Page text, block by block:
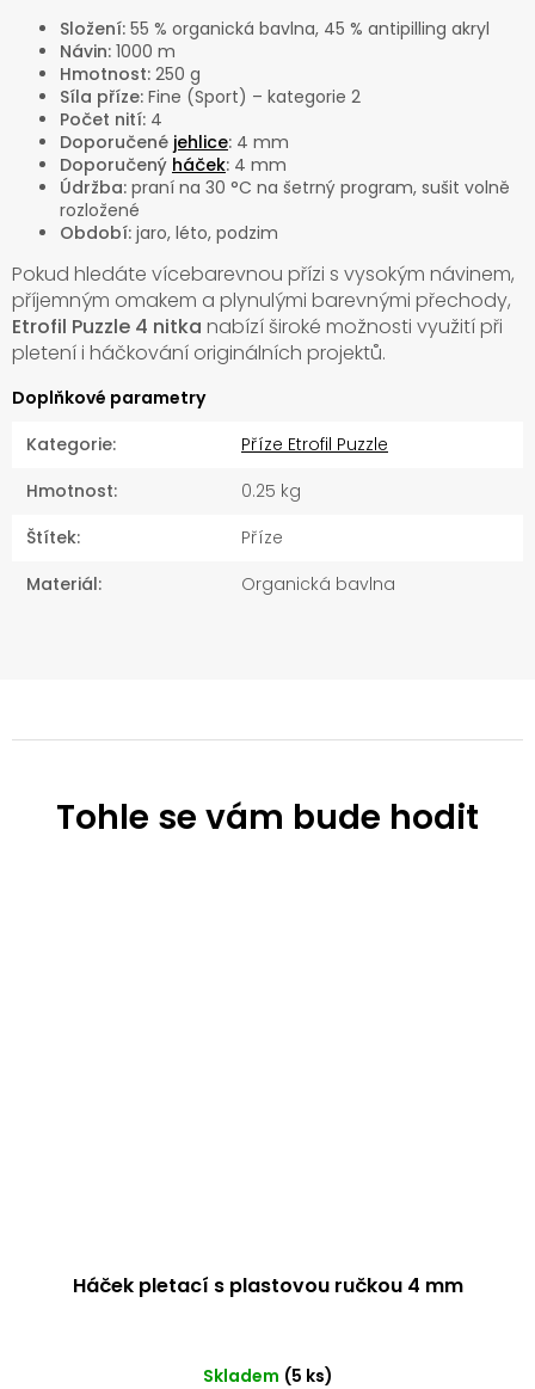
Háček pletací s plastovou ručkou 4 mm
Skladem (5 ks)
Složení: 55 % organická bavlna, 45 % antipilling akryl
Návin: 1000 m
Hmotnost: 250 g
Síla příze: Fine (Sport) – kategorie 2
Počet nití: 4
Doporučené jehlice: 4 mm
Doporučený háček: 4 mm
Údržba: praní na 30 °C na šetrný program, sušit volně
rozložené
Období: jaro, léto, podzim
Pokud hledáte vícebarevnou přízi s vysokým návinem,
příjemným omakem a plynulými barevnými přechody,
Etrofil Puzzle 4 nitka nabízí široké možnosti využití při
pletení i háčkování originálních projektů.
Doplňkové parametry
Kategorie:
Příze Etrofil Puzzle
Hmotnost:
0.25 kg
Štítek:
Příze
Materiál: Organická bavlna